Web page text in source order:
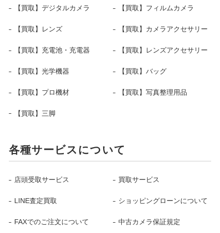
【買取】デジタルカメラ 【買取】フィルムカメラ
【買取】レンズ 【買取】カメラアクセサリー
【買取】充電池・充電器 【買取】レンズアクセサリー
【買取】光学機器 【買取】バッグ
【買取】プロ機材 【買取】写真整理用品
【買取】三脚
各種サービスについて
店頭受取サービス 買取サービス
LINE査定買取 ショッピングローンについて
FAXでのご注文について 中古カメラ保証規定